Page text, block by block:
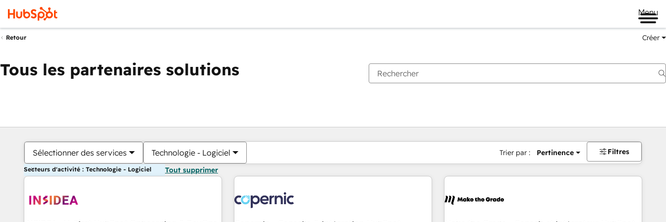
Menu
Retour Créer
Tous les partenaires solutions
Sélectionner des services Technologie - Logiciel Trier par : Pertinence Filtres
Secteurs d'activité : Technologie - Logiciel Tout supprimer
Vous êtes actuellement surPage
PagePagePagePagePagePagePagePagePage Page